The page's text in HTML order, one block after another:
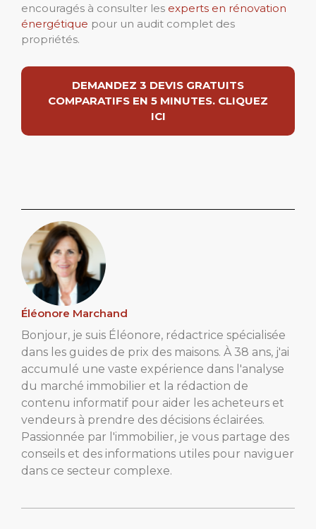
encouragés à consulter les experts en rénovation
énergétique pour un audit complet des
propriétés.
DEMANDEZ 3 DEVIS GRATUITS
COMPARATIFS EN 5 MINUTES. CLIQUEZ
ICI
Éléonore Marchand
Bonjour, je suis Éléonore, rédactrice spécialisée
dans les guides de prix des maisons. À 38 ans, j'ai
accumulé une vaste expérience dans l'analyse
du marché immobilier et la rédaction de
contenu informatif pour aider les acheteurs et
vendeurs à prendre des décisions éclairées.
Passionnée par l'immobilier, je vous partage des
conseils et des informations utiles pour naviguer
dans ce secteur complexe.